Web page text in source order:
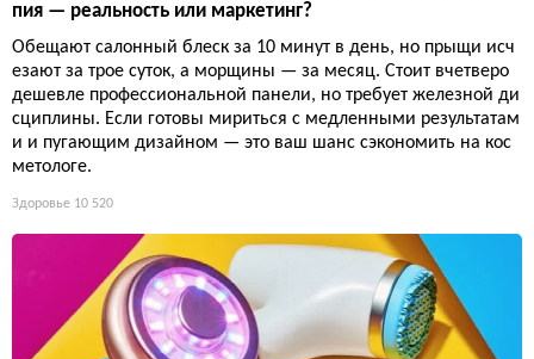
пия — реальность или маркетинг?
Обещают салонный блеск за 10 минут в день, но прыщи исч
езают за трое суток, а морщины — за месяц. Стоит вчетверо
дешевле профессиональной панели, но требует железной ди
сциплины. Если готовы мириться с медленными результатам
и и пугающим дизайном — это ваш шанс сэкономить на кос
метологе.
Здоровье 10 520